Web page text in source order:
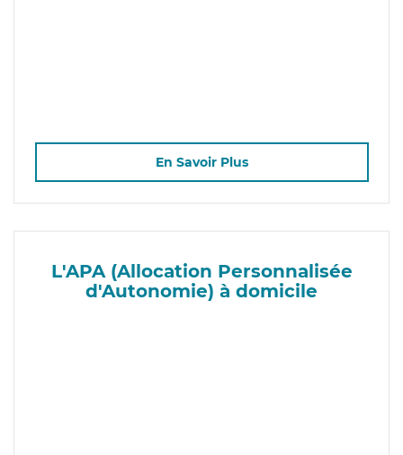
En Savoir Plus
L'APA (Allocation Personnalisée
d'Autonomie) à domicile